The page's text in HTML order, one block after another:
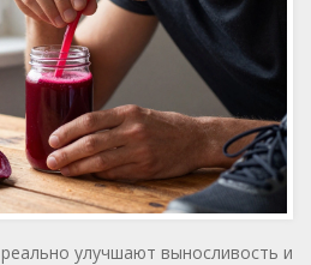
улучшают выносливость и